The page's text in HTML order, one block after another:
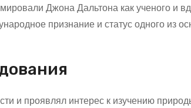
Джона Дальтона как ученого и
признание и статус одного из
и проявлял интерес к изучению